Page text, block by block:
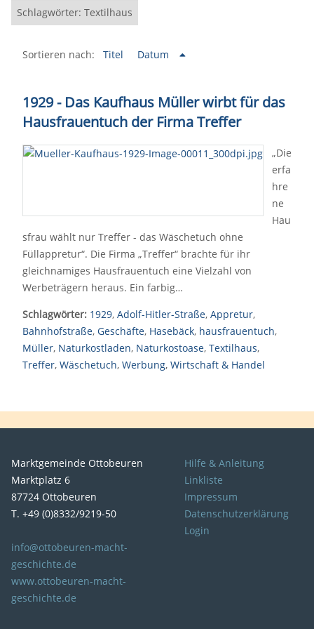
Schlagwörter: Textilhaus
Sortieren nach: Titel Datum
1929 - Das Kaufhaus Müller wirbt für das
Hausfrauentuch der Firma Treffer
„Die
erfa
hre
ne
Hau
sfrau wählt nur Treffer - das Wäschetuch ohne
Füllappretur“. Die Firma „Treffer“ brachte für ihr
gleichnamiges Hausfrauentuch eine Vielzahl von
Werbeträgern heraus. Ein farbig…
Schlagwörter: 1929, Adolf-Hitler-Straße, Appretur,
Bahnhofstraße, Geschäfte, Hasebäck, hausfrauentuch,
Müller, Naturkostladen, Naturkostoase, Textilhaus,
Treffer, Wäschetuch, Werbung, Wirtschaft & Handel
Marktgemeinde Ottobeuren
Marktplatz 6
87724 Ottobeuren
T. +49 (0)8332/9219-50
info@ottobeuren-macht-
geschichte.de
www.ottobeuren-macht-
geschichte.de
Hilfe & Anleitung
Linkliste
Impressum
Datenschutzerklärung
Login